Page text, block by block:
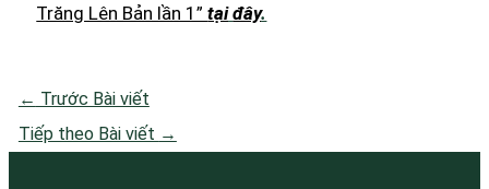
Trăng Lên Bản lần 1”tại đây.
← Trước Bài viết
Tiếp theo Bài viết →